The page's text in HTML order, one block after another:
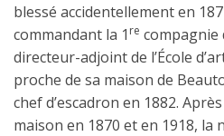
blessé accidentellement en
commandant la 1 re compagnie
directeur-adjoint de l’École
proche de sa maison de
chef d’escadron en 1882.
maison en 1870 et en 1918, la